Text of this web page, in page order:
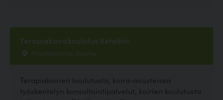
Terapiakoirakoulutus Keteliini
Maatähdentie, Rauma
Terapiakoirien koulutusta, koira-avusteisen
työskentelyn konsultointipalvelut, koirien koulutusta